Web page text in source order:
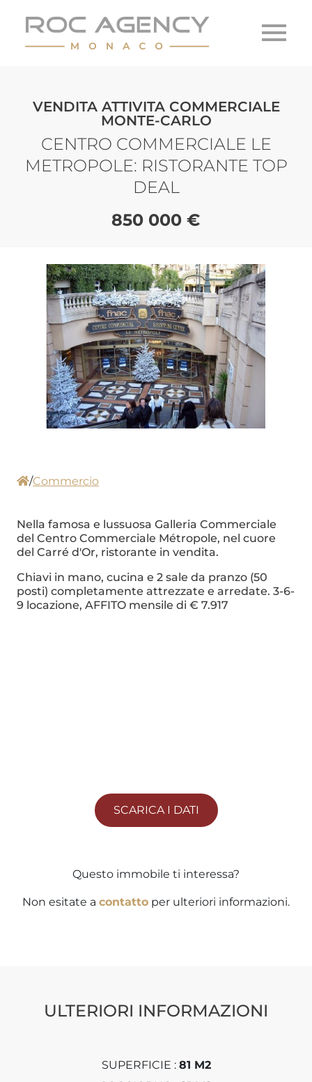
VENDITA ATTIVITA COMMERCIALE
MONTE-CARLO
CENTRO COMMERCIALE LE
METROPOLE: RISTORANTE TOP
DEAL
850 000 €
/Commercio
Nella famosa e lussuosa Galleria Commerciale
del Centro Commerciale Métropole, nel cuore
del Carré d'Or, ristorante in vendita.
Chiavi in ​​mano, cucina e 2 sale da pranzo (50
posti) completamente attrezzate e arredate. 3-6-
9 locazione, AFFITO mensile di € 7.917
SCARICA I DATI
Questo immobile ti interessa?
Non esitate a contatto per ulteriori informazioni.
ULTERIORI INFORMAZIONI
SUPERFICIE : 81 M2